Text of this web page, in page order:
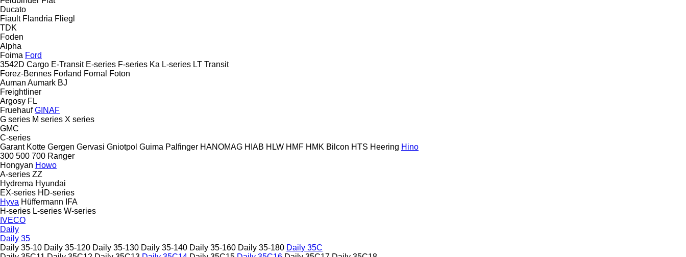
Ducato
Fiault Flandria Fliegl
TDK
Foden
Alpha
Foima Ford
3542D Cargo E-Transit E-series F-series Ka L-series LT Transit
Forez-Bennes Forland Fornal
Foton
Auman Aumark BJ
Freightliner
Argosy FL
Fruehauf GINAF
G series M series X series
GMC
C-series
Garant Kotte Gergen Gervasi Gniotpol Guima Palfinger HANOMAG HIAB HLW HMF HMK Bilcon HTS Heering Hino
300 500 700 Ranger
Hongyan Howo
A-series ZZ
Hydrema Hyundai
EX-series HD-series
Hyva Hüffermann
IFA
H-series L-series W-series
IVECO
Daily
Daily 35
Daily 35-10 Daily 35-120 Daily 35-130 Daily 35-140 Daily 35-160 Daily 35-180 Daily 35C